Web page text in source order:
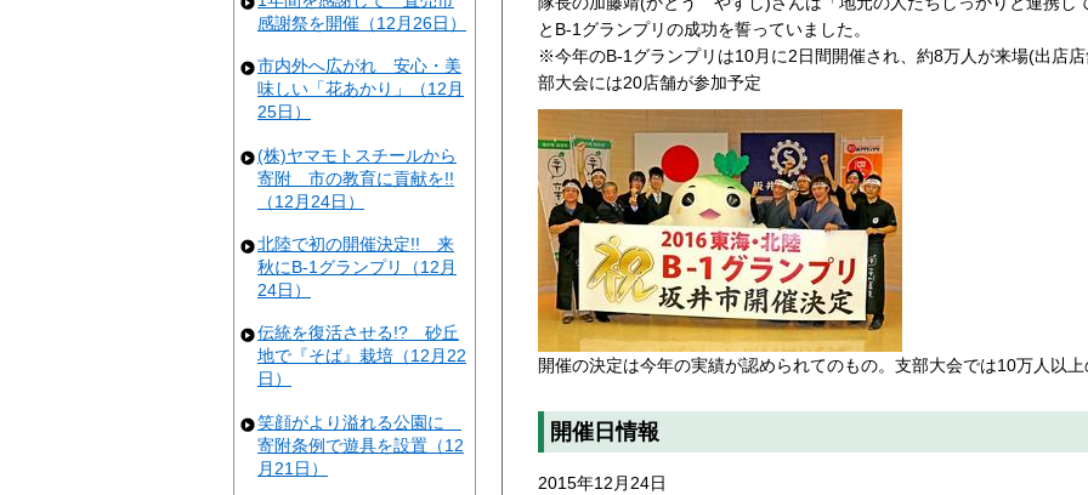
感謝祭を開催（12月26日）
市内外へ広がれ 安心・美
味しい「花あかり」（12月
25日）
(株)ヤマモトスチールから
寄附 市の教育に貢献を!!
（12月24日）
北陸で初の開催決定!! 来
秋にB-1グランプリ（12月
24日）
伝統を復活させる!? 砂丘
地で『そば』栽培（12月22
日）
笑顔がより溢れる公園に
寄附条例で遊具を設置（12
月21日）
とB-1グランプリの成功を誓っていました。
※今年のB-1グランプリは10月に2日間開催され、約8万人が来場(出店
部大会には20店舗が参加予定
開催の決定は今年の実績が認められてのもの。支部大会では10万人以
開催日情報
2015年12月24日